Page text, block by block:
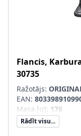
Flancis,
30735
Ražotājs:
EAN:
Masa [g]: 176
Rādīt visu...